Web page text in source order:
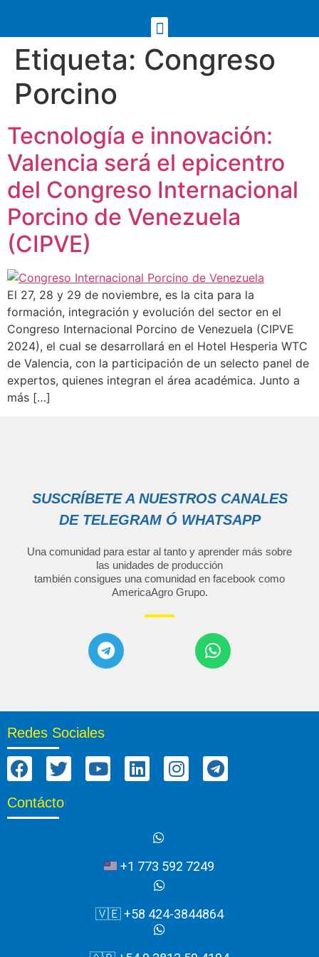
Etiqueta: Congreso
Porcino
Tecnología e innovación:
Valencia será el epicentro
del Congreso Internacional
Porcino de Venezuela
(CIPVE)
El 27, 28 y 29 de noviembre, es la cita para la
formación, integración y evolución del sector en el
Congreso Internacional Porcino de Venezuela (CIPVE
2024), el cual se desarrollará en el Hotel Hesperia WTC
de Valencia, con la participación de un selecto panel de
expertos, quienes integran el área académica. Junto a
más […]
SUSCRÍBETE A NUESTROS CANALES
DE TELEGRAM Ó WHATSAPP
Una comunidad para estar al tanto y aprender más sobre
las unidades de producción
también consigues una comunidad en facebook como
AmericaAgro Grupo.
Redes Sociales
Contácto
+1 773 592 7249
🇻🇪 +58 424-3844864